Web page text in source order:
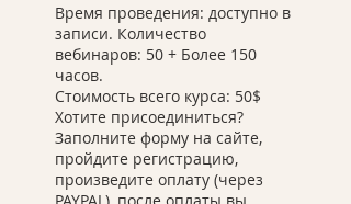
Время проведения: доступно в
записи. Количество
вебинаров: 50 + Более 150
часов.
Стоимость всего курса: 50$
Хотите присоединиться?
Заполните форму на сайте,
пройдите регистрацию,
произведите оплату (через